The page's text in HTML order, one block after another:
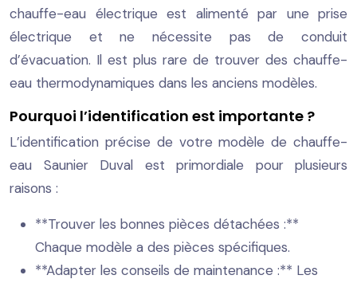
chauffe-eau électrique est alimenté par une prise
électrique et ne nécessite pas de conduit
d’évacuation. Il est plus rare de trouver des chauffe-
eau thermodynamiques dans les anciens modèles.
Pourquoi l’identification est importante ?
L’identification précise de votre modèle de chauffe-
eau Saunier Duval est primordiale pour plusieurs
raisons :
**Trouver les bonnes pièces détachées :**
Chaque modèle a des pièces spécifiques.
**Adapter les conseils de maintenance :** Les